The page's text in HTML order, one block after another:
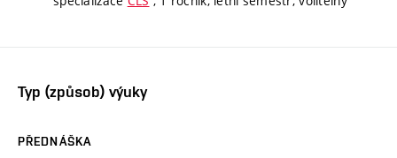
Typ (způsob) výuky
PŘEDNÁŠKA